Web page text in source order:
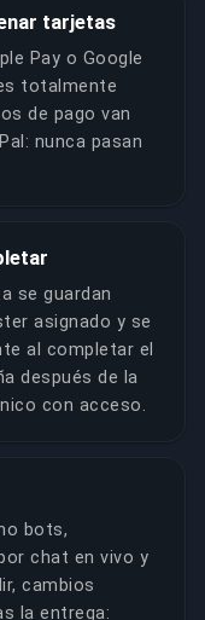
tarjetas
Pay o Google
totalmente
de pago van
nunca pasan
se guardan
asignado y se
al completar el
después de la
con acceso.
bots,
chat en vivo y
cambios
la entrega: